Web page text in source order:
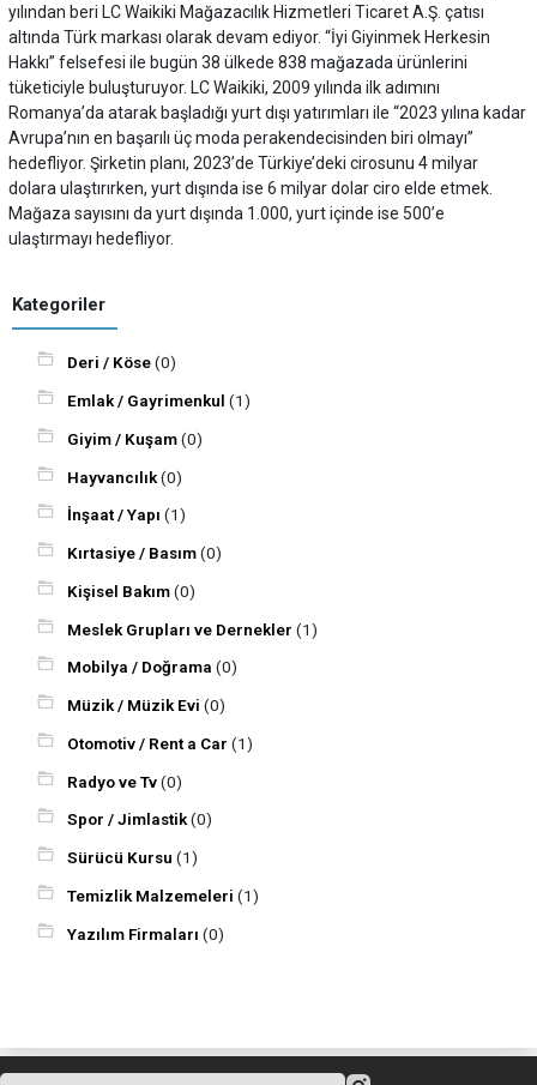
yılından beri LC Waikiki Mağazacılık Hizmetleri Ticaret A.Ş. çatısı
altında Türk markası olarak devam ediyor. “İyi Giyinmek Herkesin
Hakkı” felsefesi ile bugün 38 ülkede 838 mağazada ürünlerini
tüketiciyle buluşturuyor. LC Waikiki, 2009 yılında ilk adımını
Romanya’da atarak başladığı yurt dışı yatırımları ile “2023 yılına kadar
Avrupa’nın en başarılı üç moda perakendecisinden biri olmayı’’
hedefliyor. Şirketin planı, 2023’de Türkiye’deki cirosunu 4 milyar
dolara ulaştırırken, yurt dışında ise 6 milyar dolar ciro elde etmek.
Mağaza sayısını da yurt dışında 1.000, yurt içinde ise 500’e
ulaştırmayı hedefliyor.
Kategoriler
Deri / Köse(0)
Emlak / Gayrimenkul(1)
Giyim / Kuşam(0)
Hayvancılık(0)
İnşaat / Yapı(1)
Kırtasiye / Basım(0)
Kişisel Bakım(0)
Meslek Grupları ve Dernekler(1)
Mobilya / Doğrama(0)
Müzik / Müzik Evi(0)
Otomotiv / Rent a Car(1)
Radyo ve Tv(0)
Spor / Jimlastik(0)
Sürücü Kursu(1)
Temizlik Malzemeleri(1)
Yazılım Firmaları(0)